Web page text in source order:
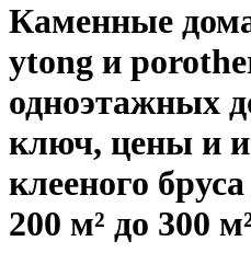
Каменные
ytong и
одноэтажных
ключ, цены и и
клееного
200 м² до 300